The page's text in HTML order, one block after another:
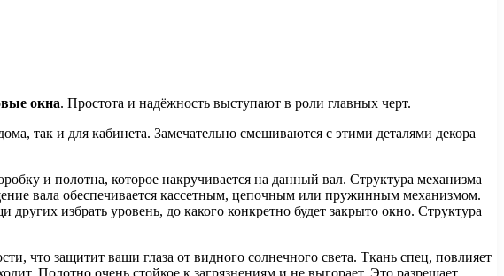
окна. Простота и надёжность выступают в роли главных черт.
так и для кабинета. Замечательно смешиваются с этими деталями декора
и полотна, которое накручивается на данный вал. Структура механизма
вала обеспечивается кассетным, цепочным или пружинным механизмом.
избрать уровень, до какого конкретно будет закрыто окно. Структура
что защитит ваши глаза от видного солнечного света. Ткань спец, повлияет
Полотно очень стойкое к загрязнениям и не выгорает. Это разрешает